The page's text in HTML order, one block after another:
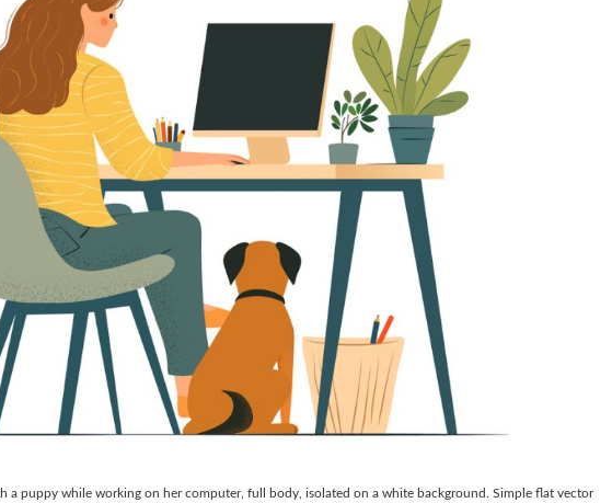
a puppy while working on her computer, full body, isolated on a white background. Simple flat vector